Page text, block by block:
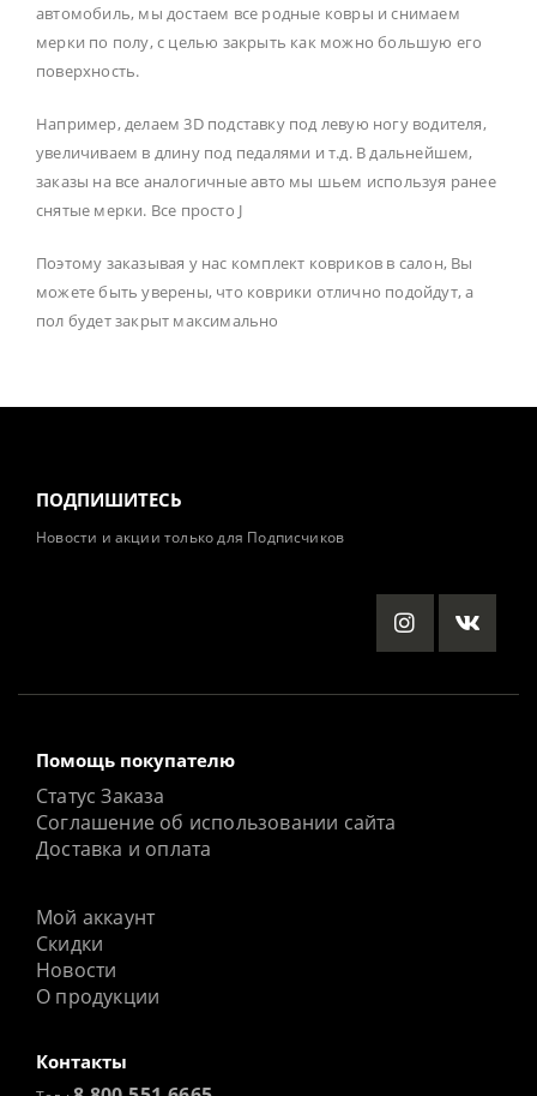
автомобиль, мы достаем все родные ковры и снимаем
мерки по полу, с целью закрыть как можно большую его
поверхность.
Например, делаем 3D подставку под левую ногу водителя,
увеличиваем в длину под педалями и т.д. В дальнейшем,
заказы на все аналогичные авто мы шьем используя ранее
снятые мерки. Все просто J
Поэтому заказывая у нас комплект ковриков в салон, Вы
можете быть уверены, что коврики отлично подойдут, а
пол будет закрыт максимально
ПОДПИШИТЕСЬ
Новости и акции только для Подписчиков
Помощь покупателю
Статус Заказа
Соглашение об использовании сайта
Доставка и оплата
Мой аккаунт
Скидки
Новости
О продукции
Контакты